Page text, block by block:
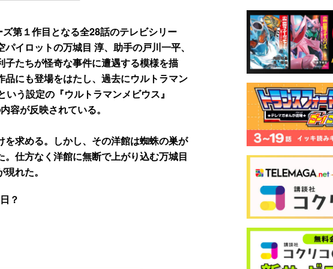
第１作目となる全28話のテレビシリー
イロットの万城目 淳、助手の戸川一平、
たちが怪奇な事件に遭遇する模様を描
品にも登場をはたし、過去にウルトラマン
う設定の『ウルトラマンメビウス』
容が反映されている。
求める。しかし、その洋館は蜘蛛の巣が
仕方なく洋館に無断で上がり込む万城目
れた。
？